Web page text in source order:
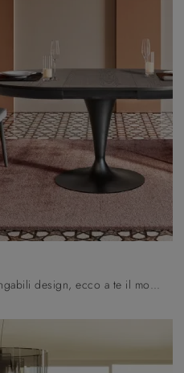
Se sei alla ricerca di tavoli allungabili design, ecco a te il modello da pranzo in legno Hollis della firma Pizzolato.